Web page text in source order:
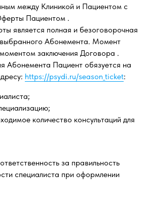
между Клиникой и Пациентом с
Пациентом .
является полная и безоговорочная
Абонемента. Момент
заключения Договора .
Абонемента Пациент обязуется на
https://psydi.ru/season_ticket:
количество консультаций для
за правильность
специалиста при оформлении